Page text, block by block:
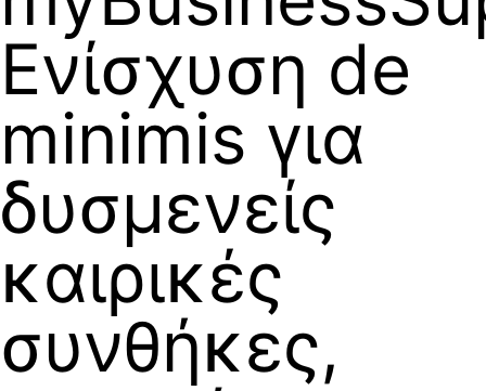
Ενίσχυση de
minimis για
δυσμενείς
καιρικές
συνθήκες,